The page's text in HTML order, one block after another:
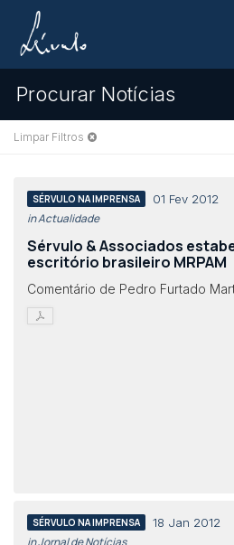
Procurar Notícias
Limpar Filtros
SÉRVULO NA IMPRENSA 01 Fev 2012
in Actualidade
Sérvulo & Associados
escritório brasileiro MRPAM
Comentário de Pedro Furtado
SÉRVULO NA IMPRENSA 18 Jan 2012
in Jornal de Notícias